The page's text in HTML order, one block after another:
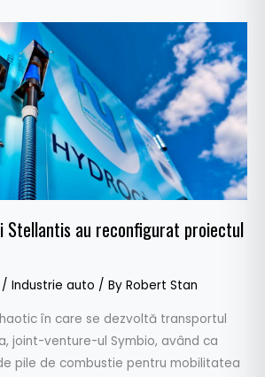
Stellantis au reconfigurat proiectul
/ Industrie auto / By Robert Stan
în care se dezvoltă transportul
joint-venture-ul Symbio, având ca
pile de combustie pentru mobilitatea